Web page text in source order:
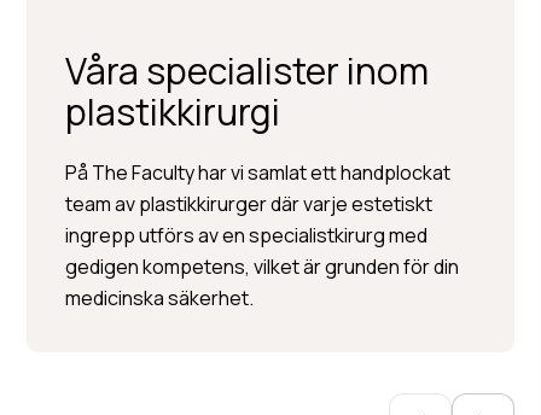
Våra specialister inom
plastikkirurgi
På The Faculty har vi samlat ett handplockat
team av plastikkirurger där varje estetiskt
ingrepp utförs av en specialistkirurg med
gedigen kompetens, vilket är grunden för din
medicinska säkerhet.
Per Hedén
Plastikkirurgi »
Injektionsbehandlingar »
Hudbehandlingar